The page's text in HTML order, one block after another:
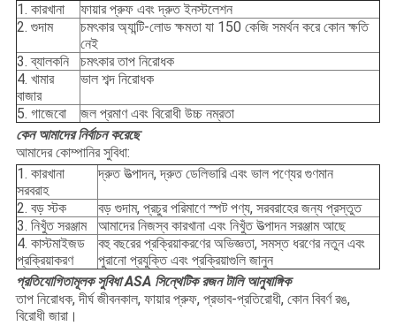
1. কারখানা
ফায়ার প্রুফ এবং দ্রুত ইনস্টলেশন
2. গুদাম
চমৎকার অ্যান্টি-লোড ক্ষমতা যা 150 কেজি সমর্থন করে কোন ক্ষতি
নেই
3. ব্যালকনি
চমৎকার তাপ নিরোধক
4. খামার
বাজার
ভাল শব্দ নিরোধক
5. গাজেবো
জল প্রমাণ এবং বিরোধী উচ্চ নম্রতা
কেন আমাদের নির্বাচন করেছে
আমাদের কোম্পানির সুবিধা:
1. কারখানা
সরবরাহ
দ্রুত উত্পাদন, দ্রুত ডেলিভারি এবং ভাল পণ্যের গুণমান
2. বড় স্টক
বড় গুদাম, প্রচুর পরিমাণে স্পট পণ্য, সরবরাহের জন্য প্রস্তুত
3. নিখুঁত সরঞ্জাম
আমাদের নিজস্ব কারখানা এবং নিখুঁত উত্পাদন সরঞ্জাম আছে
4. কাস্টমাইজড
প্রক্রিয়াকরণ
বহু বছরের প্রক্রিয়াকরণের অভিজ্ঞতা, সমস্ত ধরণের নতুন এবং
পুরানো প্রযুক্তি এবং প্রক্রিয়াগুলি জানুন
প্রতিযোগিতামূলক সুবিধা ASA সিন্থেটিক রজন টালি আনুষাঙ্গিক
তাপ নিরোধক, দীর্ঘ জীবনকাল, ফায়ার প্রুফ, প্রভাব-প্রতিরোধী, কোন বিবর্ণ রঙ,
বিরোধী জারা।